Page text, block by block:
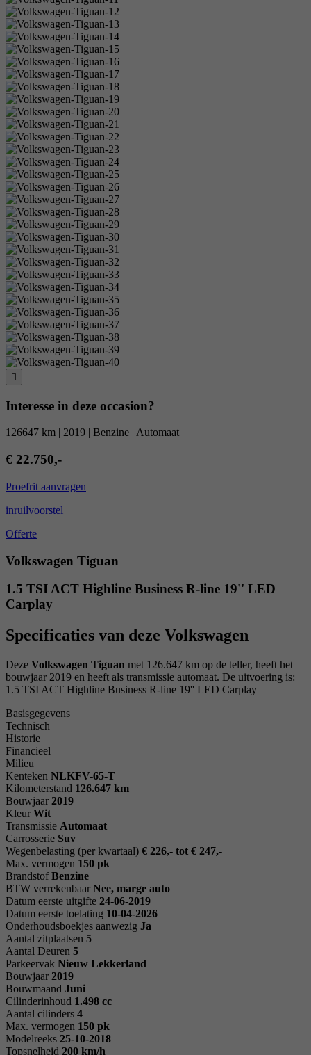
Interesse in deze occasion?
126647 km | 2019 | Benzine | Automaat
€ 22.750,-
Proefrit aanvragen
inruilvoorstel
Offerte
Volkswagen Tiguan
1.5 TSI ACT Highline Business R-line 19'' LED
Carplay
Specificaties van deze Volkswagen
Deze Volkswagen Tiguan met 126.647 km op de teller, heeft het
bouwjaar 2019 en heeft als transmissie automaat. De uitvoering is:
1.5 TSI ACT Highline Business R-line 19'' LED Carplay
Basisgegevens
Technisch
Historie
Financieel
Milieu
Kenteken NLKFV-65-T
Kilometerstand 126.647 km
Bouwjaar 2019
Kleur Wit
Transmissie Automaat
Carrosserie Suv
Wegenbelasting (per kwartaal) € 226,- tot € 247,-
Max. vermogen 150 pk
Brandstof Benzine
BTW verrekenbaar Nee, marge auto
Datum eerste uitgifte 24-06-2019
Datum eerste toelating 10-04-2026
Onderhoudsboekjes aanwezig Ja
Aantal zitplaatsen 5
Aantal Deuren 5
Parkeervak Nieuw Lekkerland
Bouwjaar 2019
Bouwmaand Juni
Cilinderinhoud 1.498 cc
Aantal cilinders 4
Max. vermogen 150 pk
Modelreeks 25-10-2018
Topsnelheid 200 km/h